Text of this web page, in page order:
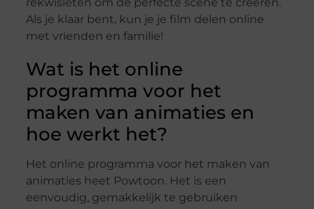
Als je klaar bent, kun je je film delen online
met vrienden en familie!
Wat is het online
programma voor het
maken van animaties en
hoe werkt het?
Het online programma voor het maken van
animaties heet Powtoon. Het is een
eenvoudig, gemakkelijk te gebruiken